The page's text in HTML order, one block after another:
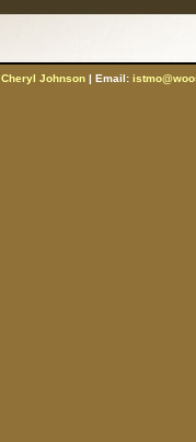
Cheryl Johnson | Email: